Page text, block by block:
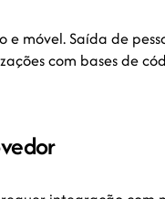
e móvel. Saída de
com bases de